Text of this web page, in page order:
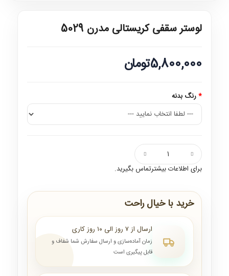
لوستر سقفی کریستالی مدرن 5029
5,800,000تومان
رنگ بدنه
برای اطلاعات بیشترتماس بگیرید.
خرید با خیال راحت
ارسال از ۷ روز الی ۱۰ روز کاری
زمان آماده‌سازی و ارسال سفارش شما شفاف و
قابل پیگیری است